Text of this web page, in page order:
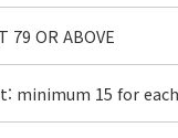
79 OR ABOVE
minimum 15 for